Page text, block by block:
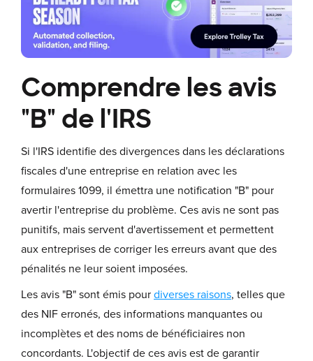
Comprendre les avis
"B" de l'IRS
Si l'IRS identifie des divergences dans les déclarations
fiscales d'une entreprise en relation avec les
formulaires 1099, il émettra une notification "B" pour
avertir l'entreprise du problème. Ces avis ne sont pas
punitifs, mais servent d'avertissement et permettent
aux entreprises de corriger les erreurs avant que des
pénalités ne leur soient imposées.
Les avis "B" sont émis pour diverses raisons, telles que
des NIF erronés, des informations manquantes ou
incomplètes et des noms de bénéficiaires non
concordants. L'objectif de ces avis est de garantir